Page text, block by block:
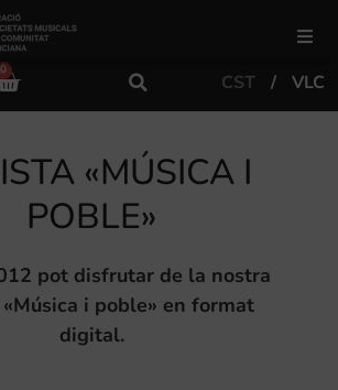
0
CST VLC
«MÚSICA I
POBLE»
pot disfrutar de la nostra
i poble» en format
digital.